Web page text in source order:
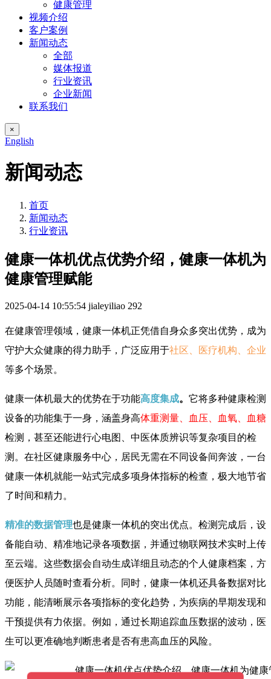
健康管理
视频介绍
客户案例
新闻动态
全部
媒体报道
行业资讯
企业新闻
联系我们
×
English
新闻动态
首页
新闻动态
行业资讯
健康一体机优点优势介绍，健康一体机为
健康管理赋能
2025-04-14 10:55:54 jialeyiliao 292
在健康管理领域，健康一体机正凭借自身众多突出优势，成为
守护大众健康的得力助手，广泛应用于社区、医疗机构、企业
等多个场景。
健康一体机最大的优势在于功能高度集成。 它将多种健康检测
设备的功能集于一身，涵盖身高体重测量、血压、血氧、血糖
检测，甚至还能进行心电图、中医体质辨识等复杂项目的检
测。在社区健康服务中心，居民无需在不同设备间奔波，一台
健康一体机就能一站式完成多项身体指标的检查，极大地节省
了时间和精力。
精准的数据管理也是健康一体机的突出优点。检测完成后，设
备能自动、精准地记录各项数据，并通过物联网技术实时上传
至云端。这些数据会自动生成详细且动态的个人健康档案，方
便医护人员随时查看分析。同时，健康一体机还具备数据对比
功能，能清晰展示各项指标的变化趋势，为疾病的早期发现和
干预提供有力依据。例如，通过长期追踪血压数据的波动，医
生可以更准确地判断患者是否有患高血压的风险。